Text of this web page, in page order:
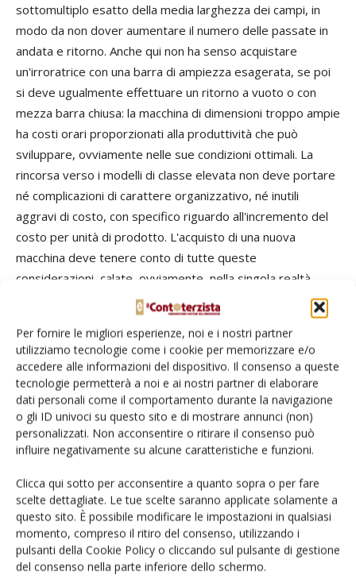
Per fornire le migliori esperienze, noi e i nostri partner
utilizziamo tecnologie come i cookie per memorizzare e/o
accedere alle informazioni del dispositivo. Il consenso a queste
tecnologie permetterà a noi e ai nostri partner di elaborare
dati personali come il comportamento durante la navigazione
o gli ID univoci su questo sito e di mostrare annunci (non)
personalizzati. Non acconsentire o ritirare il consenso può
influire negativamente su alcune caratteristiche e funzioni.
Clicca qui sotto per acconsentire a quanto sopra o per fare
scelte dettagliate. Le tue scelte saranno applicate solamente a
questo sito. È possibile modificare le impostazioni in qualsiasi
momento, compreso il ritiro del consenso, utilizzando i
pulsanti della Cookie Policy o cliccando sul pulsante di gestione
del consenso nella parte inferiore dello schermo.
sottomultiplo esatto della media larghezza dei campi, in
modo da non dover aumentare il numero delle passate in
andata e ritorno. Anche qui non ha senso acquistare
un'irroratrice con una barra di ampiezza esagerata, se poi
si deve ugualmente effettuare un ritorno a vuoto o con
mezza barra chiusa: la macchina di dimensioni troppo ampie
ha costi orari proporzionati alla produttività che può
sviluppare, ovviamente nelle sue condizioni ottimali. La
rincorsa verso i modelli di classe elevata non deve portare
né complicazioni di carattere organizzativo, né inutili
aggravi di costo, con specifico riguardo all'incremento del
costo per unità di prodotto. L'acquisto di una nuova
macchina deve tenere conto di tutte queste
considerazioni, calate, ovviamente, nella singola realtà
aziendale. Nonostante vi sia una progressiva dismissione
degli investimenti da parte delle aziende agricole, anche
rispetto alle irroratrici, il mercato è ormai saturo e si può
lavorare solo sulla sostituzione.
Bisogna poi aggiungere che non è un lavoro da tutti:
bisogna saper riconoscere il parassita, la malerba o il
e la loro migliore tecnica di applicazione, non basta limitarsi
a saper condurre il veicolo-irroratrice. Questa
professionalità ha fatto sì che, nel volgere di pochi anni, le
imprese di meccanizzazione agricola specializzate nella
difesa fitosanitaria abbiano sviluppato una forte